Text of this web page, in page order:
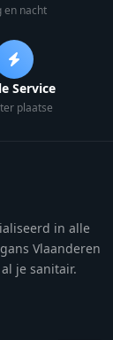
en nacht
Service
plaatse
in alle
Vlaanderen
je sanitair.